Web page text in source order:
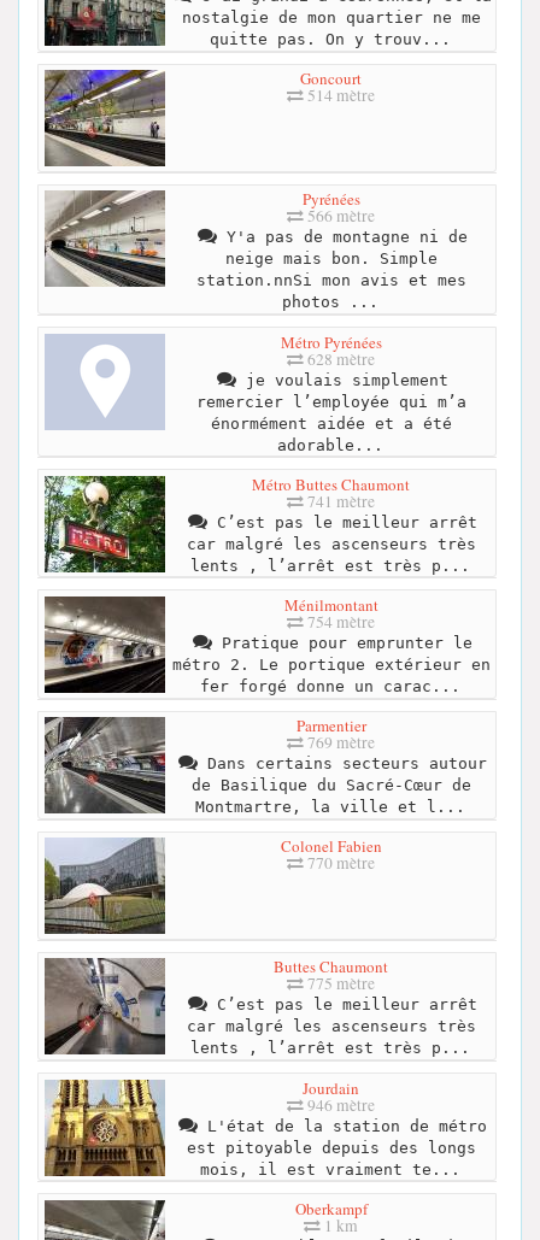
nostalgie de mon quartier ne me
quitte pas. On y trouv...
Goncourt
514 mètre
Pyrénées
566 mètre
Y'a pas de montagne ni de
neige mais bon. Simple
station.nnSi mon avis et mes
photos ...
Métro Pyrénées
628 mètre
je voulais simplement
remercier l’employée qui m’a
énormément aidée et a été
adorable...
Métro Buttes Chaumont
741 mètre
C’est pas le meilleur arrêt
car malgré les ascenseurs très
lents , l’arrêt est très p...
Ménilmontant
754 mètre
Pratique pour emprunter le
métro 2. Le portique extérieur en
fer forgé donne un carac...
Parmentier
769 mètre
Dans certains secteurs autour
de Basilique du Sacré-Cœur de
Montmartre, la ville et l...
Colonel Fabien
770 mètre
Buttes Chaumont
775 mètre
C’est pas le meilleur arrêt
car malgré les ascenseurs très
lents , l’arrêt est très p...
Jourdain
946 mètre
L'état de la station de métro
est pitoyable depuis des longs
mois, il est vraiment te...
Oberkampf
1 km